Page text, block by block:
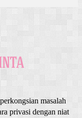
masalah
privasi dengan niat